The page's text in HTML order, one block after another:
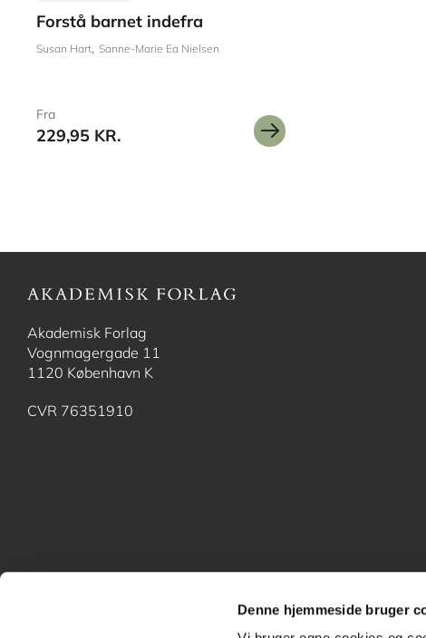
Denne hjemmeside bruger
Forstå barnet indefra
Susan Hart Sanne-Marie Ea Nielsen
Fra
229,95 KR.
Akademisk Forlag
Vognmagergade 11
1120 København K
CVR 76351910